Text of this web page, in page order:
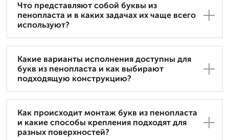
Что представляют собой буквы из
пенопласта и в каких задачах их чаще всего
используют?
Какие варианты исполнения доступны для
букв из пенопласта и как выбирают
подходящую конструкцию?
Как происходит монтаж букв из пенопласта
и какие способы крепления подходят для
разных поверхностей?